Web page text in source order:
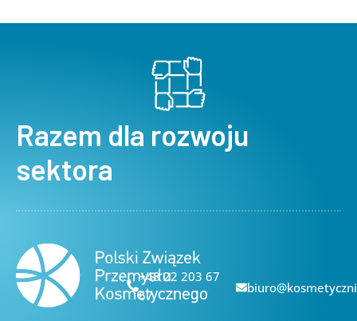
Razem dla rozwoju
sektora
+48 22 203 67
67